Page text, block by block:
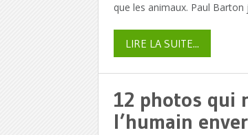
que les animaux. Paul Barton
LIRE LA SUITE...
12 photos qui
l’humain